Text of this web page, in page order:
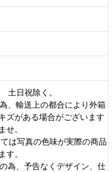
土日祝除く。
、輸送上の都合により外箱
ズがある場合がございます
せ。
は写真の色味が実際の商品
す。
為、予告なくデザイン、仕